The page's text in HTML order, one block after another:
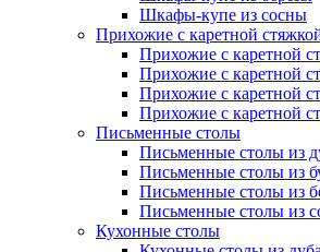
Шкафы-купе из сосны
Прихожие с каретной
Прихожие с каретной
Прихожие с каретной
Прихожие с каретной
Прихожие с каретной
Письменные столы
Письменные столы из
Письменные столы из
Письменные столы из
Письменные столы из
Кухонные столы